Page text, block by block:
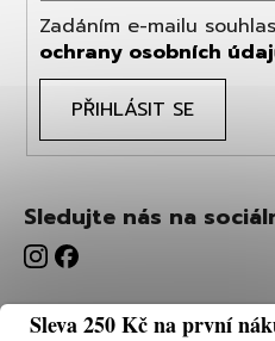
Zadáním e-mailu
ochrany osobních
PŘIHLÁSIT SE
Sledujte nás na
Sleva 250 Kč na první